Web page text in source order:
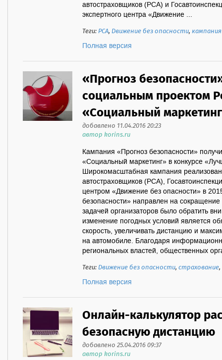
автостраховщиков (РСА) и
экспертного центра «Движение ...
Теги:РСА, Движение без опасности,
Полная версия
«Прогноз
социальным проектом
«Социальный
добавлено 11.04.2016 20:23
автор korins.ru
Кампания «Прогноз безопасности»
«Социальный маркетинг» в конкурсе
Широкомасштабная кампания
автостраховщиков (РСА),
центром «Движение без опасности» в
безопасности» направлен на
задачей организаторов было обратить
изменение погодных условий является
скорость, увеличивать дистанцию и
на автомобиле. Благодаря
региональных властей, общественных
Теги:Движение без опасности,страхование,
Полная версия
Онлайн-калькулятор
безопасную дистанцию
добавлено 25.04.2016 09:37
автор korins.ru